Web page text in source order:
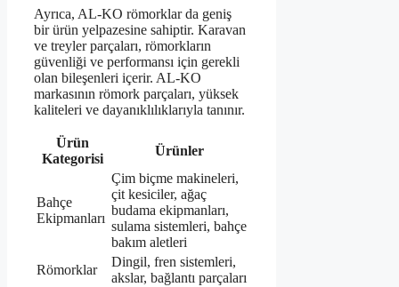
Ayrıca, AL-KO römorklar da geniş
bir ürün yelpazesine sahiptir. Karavan
ve treyler parçaları, römorkların
güvenliği ve performansı için gerekli
olan bileşenleri içerir. AL-KO
markasının römork parçaları, yüksek
kaliteleri ve dayanıklılıklarıyla tanınır.
Ürün
Kategorisi
Ürünler
Bahçe
Ekipmanları
Çim biçme makineleri,
çit kesiciler, ağaç
budama ekipmanları,
sulama sistemleri, bahçe
bakım aletleri
Römorklar
Dingil, fren sistemleri,
akslar, bağlantı parçaları